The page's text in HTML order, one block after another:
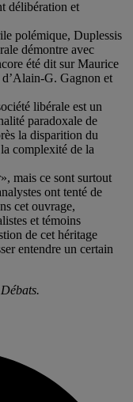
délibération et
polémique, Duplessis
démontre avec
été dit sur Maurice
G. Gagnon et
libérale est un
paradoxale de
la disparition du
complexité de la
mais ce sont surtout
ont tenté de
cet ouvrage,
et témoins
de cet héritage
entendre un certain
Débats.